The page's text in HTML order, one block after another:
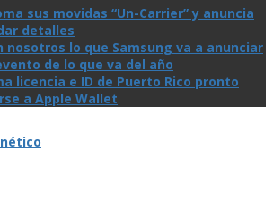
sus movidas “Un-Carrier” y anuncia
detalles
nosotros lo que Samsung va a anunciar
de lo que va del año
licencia e ID de Puerto Rico pronto
a Apple Wallet